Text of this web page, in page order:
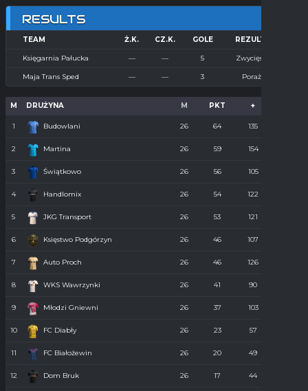
RESULTS
TEAM Ż.K. CZ.K. GOLE REZULTAT
Księgarnia Pałucka — — 5 Zwycięstwo
Maja Trans Sped — — 3 Porażka
M DRUŻYNA M PKT +
1 Budowlani 26 64 135
2 Martina 26 59 154
3 Świątkowo 26 56 105
4 Handlomix 26 54 122
5 JKG Transport 26 53 121
6 Księstwo Podgórzyn 26 46 107
7 Auto Proch 26 46 126
8 WKS Wawrzynki 26 41 90
9 Młodzi Gniewni 26 37 103
10 FC Diabły 26 23 57
11 FC Białożewin 26 20 49
12 Dom Bruk 26 17 44